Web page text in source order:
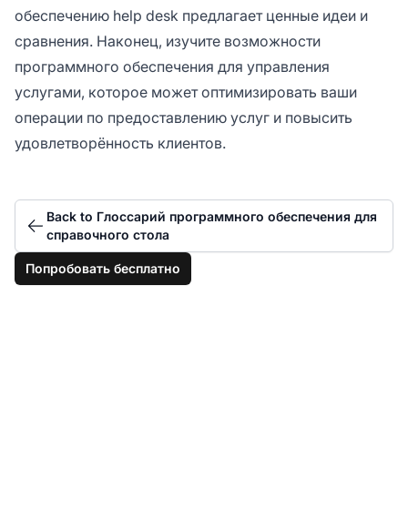
обеспечению help desk предлагает ценные идеи и
сравнения. Наконец, изучите возможности
программного обеспечения для управления
услугами, которое может оптимизировать ваши
операции по предоставлению услуг и повысить
удовлетворённость клиентов.
Back to Глоссарий программного обеспечения для
справочного стола
Попробовать бесплатно